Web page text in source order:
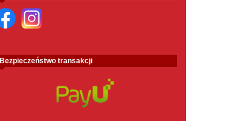
Bezpieczeństwo transakcji